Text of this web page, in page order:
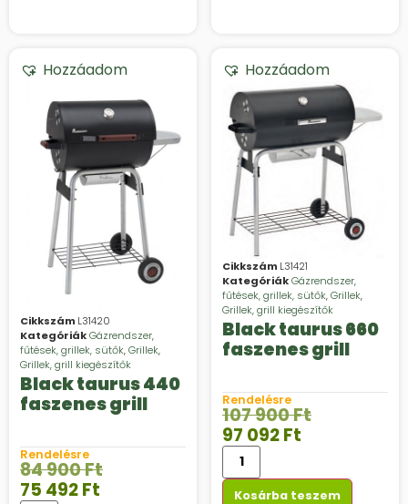
Hozzáadom
Cikkszám L31420
KategóriákGázrendszer,
fűtések, grillek, sütők,Grillek,
Grillek, grill kiegészítők
Black taurus 440
faszenes grill
Rendelésre
84 900Ft
75 492Ft
Hozzáadom
Cikkszám L31421
KategóriákGázrendszer,
fűtések, grillek, sütők,Grillek,
Grillek, grill kiegészítők
Black taurus 660
faszenes grill
Rendelésre
107 900Ft
97 092Ft
Kosárba teszem